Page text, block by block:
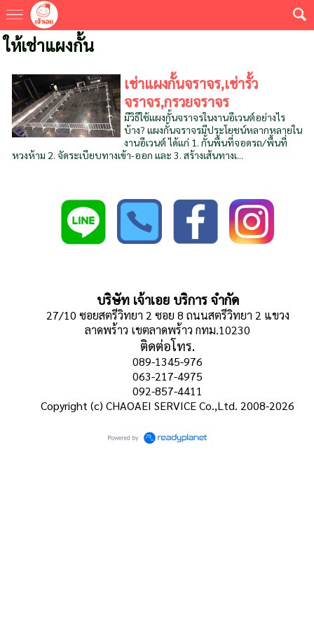
ให้เช่าแผงกั้น
เช่าแผงกั้นจราจร,เช่ารั้ว
จราจร,กรวยจราจร
มีวิธีใช้แผงกั้นจราจรในงานอีเวนต์อย่างไร
บ้าง? แผงกั้นจราจรมีประโยชน์หลากหลายใน
งานอีเวนต์ ได้แก่ 1. กั้นพื้นที่จอดรถ/พื้นที่
หวงห้าม 2. จัดระเบียบทางเข้า-ออก และ 3. สร้างเส้นทางเ...
บริษัท เจ้าเอย บริการ จำกัด
27/10 ซอยสตรีวิทยา 2 ซอย 8 ถนนสตรีวิทยา 2 แขวง
ลาดพร้าว เขตลาดพร้าว กทม.10230
ติดต่อโทร.
089-1345-976
063-217-4975
092-857-4411
Copyright (c) CHAOAEI SERVICE Co.,Ltd. 2008-2026